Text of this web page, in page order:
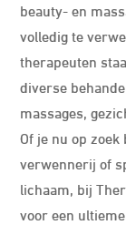
beauty- en
volledig te
therapeuten
diverse
massages,
Of je nu op
verwennerij of
lichaam, bij
voor een